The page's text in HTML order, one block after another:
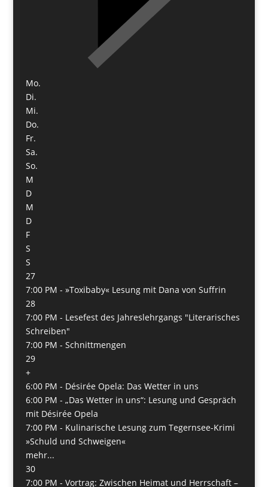
Mo.
Di.
Mi.
Do.
Fr.
Sa.
So.
M
D
M
D
F
S
S
27
7:00 PM - »Toxibaby« Lesung mit Dana von Suffrin
28
7:00 PM - Lesefest des Jahreslehrgangs "Literarisches
Schreiben"
7:00 PM - Schnittmengen
29
+
6:00 PM - Désirée Opela: Das Wetter in uns
6:00 PM - „Das Wetter in uns“: Lesung und Gespräch
mit Désirée Opela
7:00 PM - Kulinarische Lesung zum Tegernsee-Krimi
»Schuld und Schweigen«
mehr...
30
7:00 PM - Vortrag: Zwischen Heimat und Herrschaft –